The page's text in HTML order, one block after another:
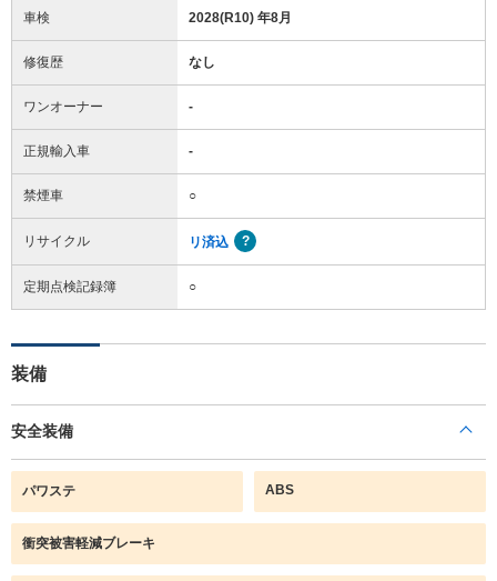
車検 2028(R10) 年8月
修復歴 なし
ワンオーナー -
正規輸入車 -
禁煙車 ○
リサイクル リ済込
定期点検記録簿 ○
装備
安全装備
パワステ ABS
衝突被害軽減ブレーキ